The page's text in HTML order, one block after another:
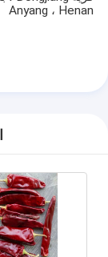
Anyang ، Henan